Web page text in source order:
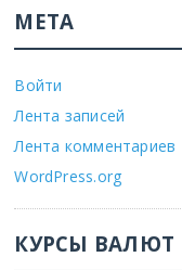
МЕТА
Войти
Лента записей
Лента комментариев
WordPress.org
КУРСЫ ВАЛЮТ